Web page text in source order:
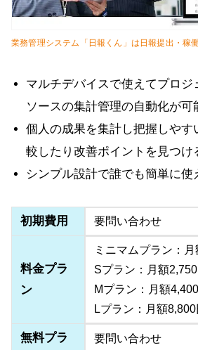
業務管理システム「日報くん」は日報提出・稼
マルチデバイスで使えてプロジ
ソースの集計管理の自動化が可
個人の成果を集計し把握しやす
較したり改善ポイントを見つけ
シンプル設計で誰でも簡単に使
初期費用 要問い合わせ
料金プラ
ン
ミニマムプラン：月
Sプラン：月額2,750
Mプラン：月額
Lプラン：月額8,800
無料プラ
要問い合わせ